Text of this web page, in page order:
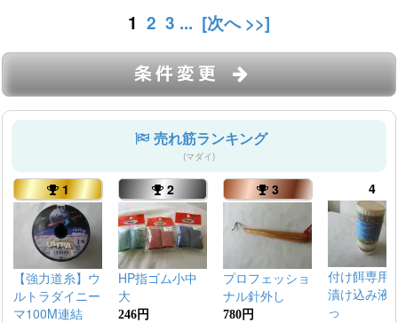
1 2 3 ... [次へ >>]
条件変更
売れ筋ランキング
(マダイ)
1
【強力道糸】ウ
ルトラダイニー
マ100M連結
2
HP指ゴム小中
大
246円
3
プロフェッショ
ナル針外し
780円
4
付け餌専用
漬け込み液
っ